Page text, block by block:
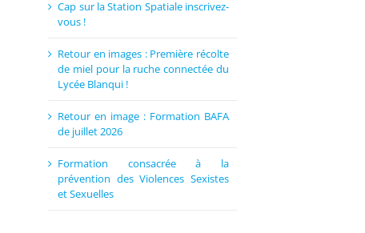
Cap sur la Station Spatiale inscrivez-
vous !
Retour en images : Première récolte
de miel pour la ruche connectée du
Lycée Blanqui !
Retour en image : Formation BAFA
de juillet 2026
Formation consacrée à la
prévention des Violences Sexistes
et Sexuelles